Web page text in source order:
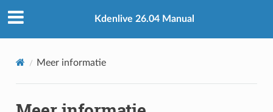
Kdenlive 26.04 Manual
Meer informatie